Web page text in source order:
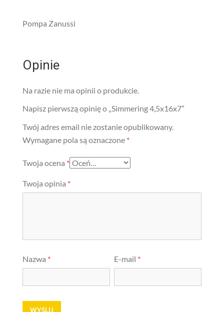
Pompa Zanussi
Opinie
Na razie nie ma opinii o produkcie.
Napisz pierwszą opinię o „Simmering 4,5x16x7”
Twój adres email nie zostanie opublikowany.
Wymagane pola są oznaczone *
Twoja ocena *
Twoja opinia *
Nazwa * E-mail *